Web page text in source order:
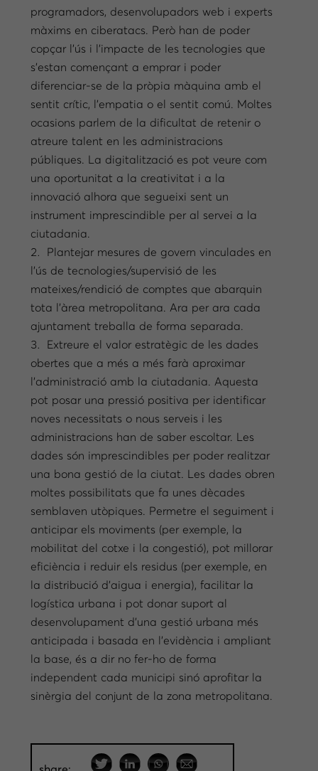
programadors, desenvolupadors web i experts
màxims en ciberatacs. Però han de poder
copçar l’ús i l’impacte de les tecnologies que
s’estan començant a emprar i poder
diferenciar-se de la pròpia màquina amb el
sentit crític, l’empatia o el sentit comú. Moltes
ocasions parlem de la dificultat de retenir o
atreure talent en les administracions
públiques. La digitalització es pot veure com
una oportunitat a la creativitat i a la
innovació alhora que segueixi sent un
instrument imprescindible per al servei a la
ciutadania.
Plantejar mesures de govern vinculades en
l’ús de tecnologies/supervisió de les
mateixes/rendició de comptes que abarquin
tota l’àrea metropolitana. Ara per ara cada
ajuntament treballa de forma separada.
Extreure el valor estratègic de les dades
obertes que a més a més farà aproximar
l’administració amb la ciutadania. Aquesta
pot posar una pressió positiva per identificar
noves necessitats o nous serveis i les
administracions han de saber escoltar. Les
dades són imprescindibles per poder realitzar
una bona gestió de la ciutat. Les dades obren
moltes possibilitats que fa unes dècades
semblaven utòpiques. Permetre el seguiment i
anticipar els moviments (per exemple, la
mobilitat del cotxe i la congestió), pot millorar
eficiència i reduir els residus (per exemple, en
la distribució d’aigua i energia), facilitar la
logística urbana i pot donar suport al
desenvolupament d’una gestió urbana més
anticipada i basada en l’evidència i ampliant
la base, és a dir no fer-ho de forma
independent cada municipi sinó aprofitar la
sinèrgia del conjunt de la zona metropolitana.